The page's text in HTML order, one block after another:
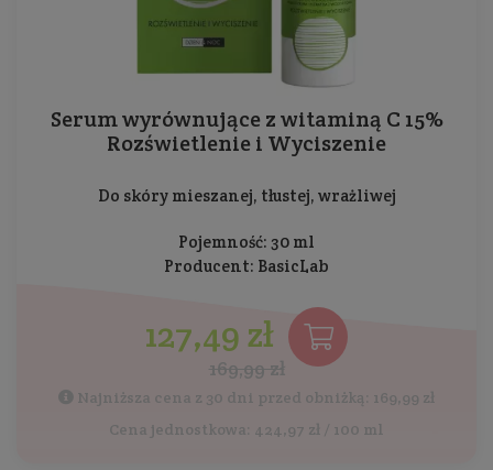
Serum wyrównujące z witaminą C 15%
Rozświetlenie i Wyciszenie
Do skóry mieszanej, tłustej, wrażliwej
Pojemność: 30 ml
Producent: BasicLab
127,49 zł
169,99 zł
Najniższa cena z 30 dni przed obniżką: 169,99 zł
Cena jednostkowa: 424,97 zł / 100 ml